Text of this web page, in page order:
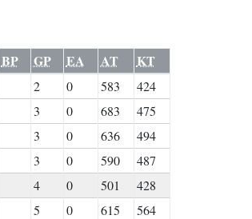
BP GP EA AT KT
2 0 583
424
3 0 683
475
3 0 636
494
3 0 590
487
4 0 501
428
5 0 615
564